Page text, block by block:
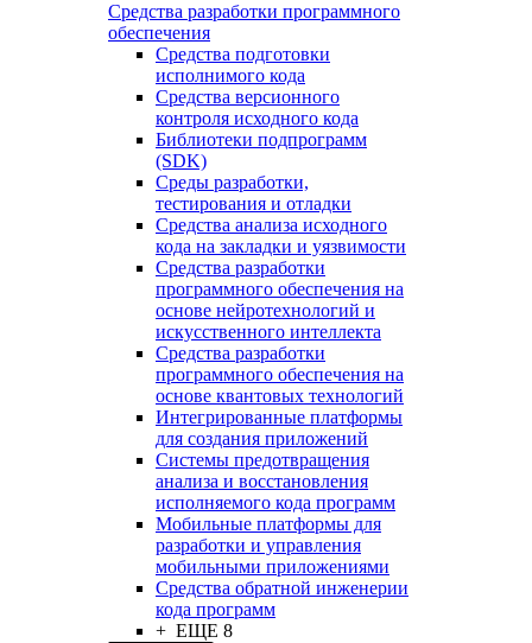
Средства разработки программного
обеспечения
Средства подготовки
исполнимого кода
Средства версионного
контроля исходного кода
Библиотеки подпрограмм
(SDK)
Среды разработки,
тестирования и отладки
Средства анализа исходного
кода на закладки и уязвимости
Средства разработки
программного обеспечения на
основе нейротехнологий и
искусственного интеллекта
Средства разработки
программного обеспечения на
основе квантовых технологий
Интегрированные платформы
для создания приложений
Системы предотвращения
анализа и восстановления
исполняемого кода программ
Мобильные платформы для
разработки и управления
мобильными приложениями
Средства обратной инженерии
кода программ
+ ЕЩЕ 8